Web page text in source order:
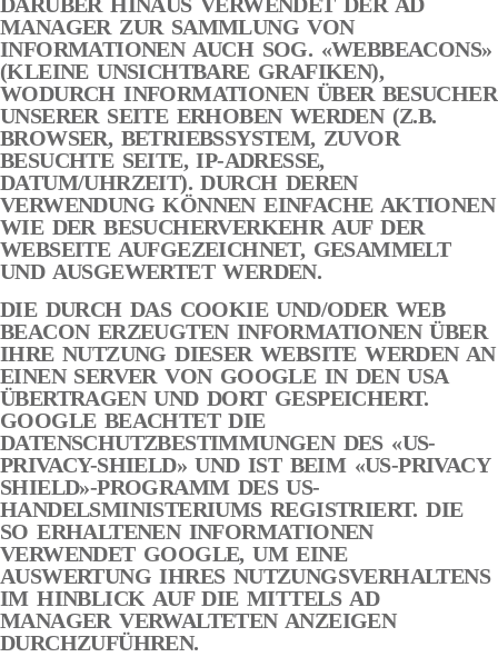
MANAGER ZUR SAMMLUNG VON
INFORMATIONEN AUCH SOG. «WEBBEACONS»
(KLEINE UNSICHTBARE GRAFIKEN),
WODURCH INFORMATIONEN ÜBER BESUCHER
UNSERER SEITE ERHOBEN WERDEN (Z.B.
BROWSER, BETRIEBSSYSTEM, ZUVOR
BESUCHTE SEITE, IP-ADRESSE,
DATUM/UHRZEIT). DURCH DEREN
VERWENDUNG KÖNNEN EINFACHE AKTIONEN
WIE DER BESUCHERVERKEHR AUF DER
WEBSEITE AUFGEZEICHNET, GESAMMELT
UND AUSGEWERTET WERDEN.
DIE DURCH DAS COOKIE UND/ODER WEB
BEACON ERZEUGTEN INFORMATIONEN ÜBER
IHRE NUTZUNG DIESER WEBSITE WERDEN AN
EINEN SERVER VON GOOGLE IN DEN USA
ÜBERTRAGEN UND DORT GESPEICHERT.
GOOGLE BEACHTET DIE
DATENSCHUTZBESTIMMUNGEN DES «US-
PRIVACY-SHIELD» UND IST BEIM «US-PRIVACY
SHIELD»-PROGRAMM DES US-
HANDELSMINISTERIUMS REGISTRIERT. DIE
SO ERHALTENEN INFORMATIONEN
VERWENDET GOOGLE, UM EINE
AUSWERTUNG IHRES NUTZUNGSVERHALTENS
IM HINBLICK AUF DIE MITTELS AD
MANAGER VERWALTETEN ANZEIGEN
DURCHZUFÜHREN.